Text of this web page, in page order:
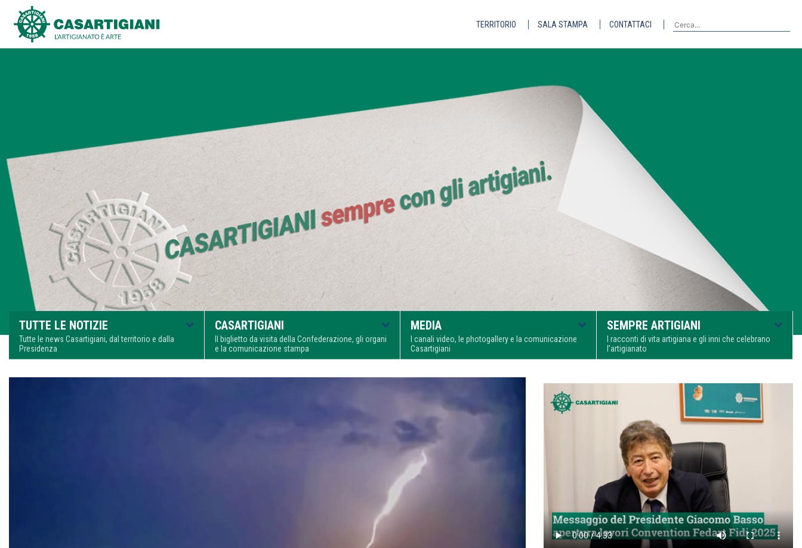
TERRITORIO SALA STAMPA CONTATTACI
TUTTE LE NOTIZIE
Tutte le news Casartigiani, dal territorio e dalla
Presidenza
CASARTIGIANI
Il biglietto da visita della Confederazione, gli organi
e la comunicazione stampa
MEDIA
I canali video, le photogallery e la comunicazione
Casartigiani
SEMPRE ARTIGIANI
I racconti di vita artigiana e gli inni che celebrano
l’artigianato